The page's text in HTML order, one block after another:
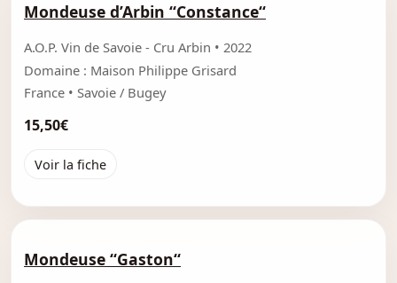
Mondeuse d’Arbin “Constance“
A.O.P. Vin de Savoie - Cru Arbin • 2022
Domaine : Maison Philippe Grisard
France • Savoie / Bugey
15,50€
Voir la fiche
Mondeuse “Gaston“